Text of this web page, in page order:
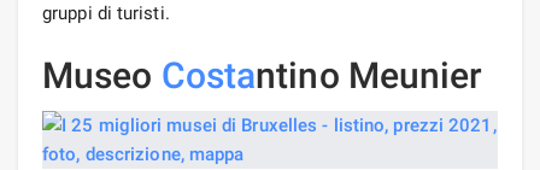
gruppi di turisti.
Museo Costantino Meunier